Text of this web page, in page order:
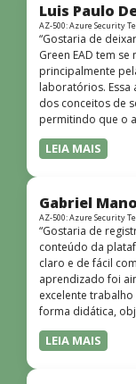
Luis Paulo
AZ-500: Azure Security
“Gostaria de
Green EAD tem
principalmente
laboratórios. Essa
dos conceitos de
permitindo que o
conhecimentos
ponto muito
quem não tem
LEIA MAIS
Gabriel
AZ-500: Azure Security
“Gostaria de
conteúdo da
claro e de fácil
aprendizado foi
excelente
forma didática,
dúvida, foi uma
LEIA MAIS